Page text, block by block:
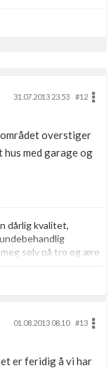
31.07.2013 23.53
#12
overstiger
med garage og
dårlig kvalitet,
selv på tro og ære
01.08.2013 08.10
#13
er feridig å vi har